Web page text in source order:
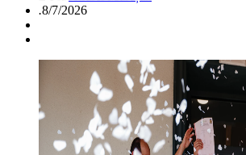
.8/7/2026